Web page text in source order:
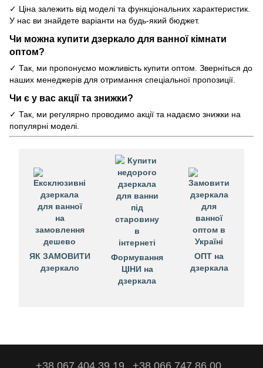
✓ Ціна залежить від моделі та функціональних характеристик.
У нас ви знайдете варіанти на будь-який бюджет.
Чи можна купити дзеркало для ванної кімнати
оптом?
✓ Так, ми пропонуємо можливість купити оптом. Зверніться до
наших менеджерів для отримання спеціальної пропозиції.
Чи є у вас акції та знижки?
✓ Так, ми регулярно проводимо акції та надаємо знижки на
популярні моделі.
ЯК ЗАМОВИТИ
дзеркало
Формування
ЦІНИ на
дзеркала
ОПТ на
дзеркала